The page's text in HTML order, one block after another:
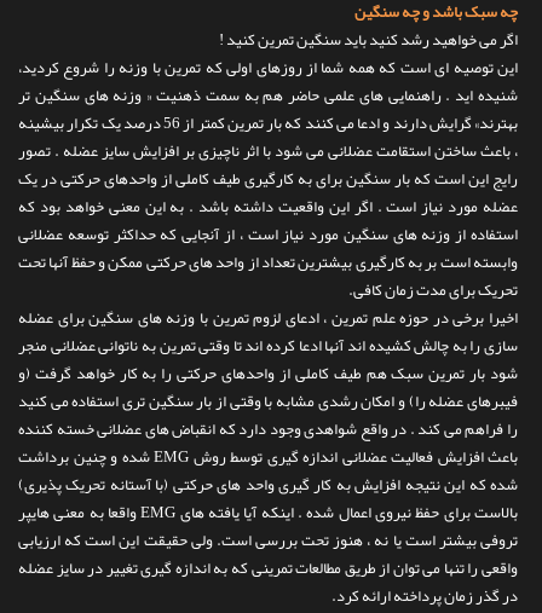
اخبار
مقالات
تماس با ما
چه سبک باشد و چه سنگین
اگر می خواهید رشد کنید باید سنگین تمرین کنید !
این توصیه ای است که همه شما از روزهای اولی که تمرین با وزنه را شروع کردید،
شنیده اید . راهنمایی های علمی حاضر هم به سمت ذهنیت « وزنه های سنگین تر
بهترند» گرایش دارند و ادعا می کنند که بار تمرین کمتر از 56 درصد یک تکرار بیشینه
، باعث ساختن استقامت عضلانی می شود با اثر ناچیزی بر افزایش سایز عضله . تصور
رایج این است که بار سنگین برای به کارگیری طیف کاملی از واحدهای حرکتی در یک
عضله مورد نیاز است . اگر این واقعیت داشته باشد . به این معنی خواهد بود که
استفاده از وزنه های سنگین مورد نیاز است ، از آنجایی که حداکثر توسعه عضلانی
وابسته است بر به کارگیری بیشترین تعداد از واحد های حرکتی ممکن و حفظ آنها تحت
تحریک برای مدت زمان کافی.
اخیرا برخی در حوزه علم تمرین ، ادعای لزوم تمرین با وزنه های سنگین برای عضله
سازی را به چالش کشیده اند آنها ادعا کرده اند تا وقتی تمرین به ناتوانی عضلانی منجر
شود بار تمرین سبک هم طیف کاملی از واحدهای حرکتی را به کار خواهد گرفت (و
فیبرهای عضله را) و امکان رشدی مشابه با وقتی از بار سنگین تری استفاده می کنید
را فراهم می کند . در واقع شواهدی وجود دارد که انقباض های عضلانی خسته کننده
باعث افزایش فعالیت عضلانی اندازه گیری توسط روش EMG شده و چنین برداشت
شده که این نتیجه افزایش به کار گیری واحد های حرکتی (با آستانه تحریک پذیری)
بالاست برای حفظ نیروی اعمال شده . اینکه آیا یافته های EMG واقعا به معنی هایپر
تروفی بیشتر است یا نه ، هنوز تحت بررسی است. ولی حقیقت این است که ارزیابی
واقعی را تنها می توان از طریق مطالعات تمرینی که به اندازه گیری تغییر در سایز عضله
در گذر زمان پرداخته ارائه کرد.